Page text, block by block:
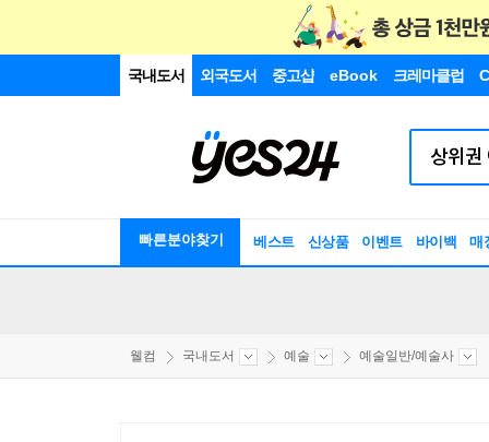
국내도서 외국도서 중고샵 eBook 크레마클럽
빠른분야찾기 베스트 신상품 이벤트 바이백 매
웰컴 국내도서 예술 예술일반/예술사